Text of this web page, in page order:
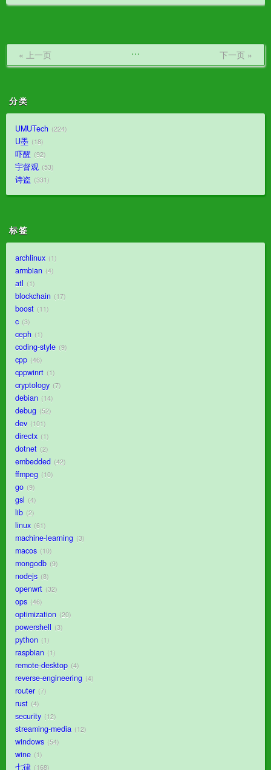
« 上一页 … 下一页 »
分类
UMUTech 224
U墨 18
吓醒 92
宇督观 53
诗盗 331
标签
archlinux 1
armbian 4
atl 1
blockchain 17
boost 11
c 3
ceph 1
coding-style 9
cpp 46
cppwinrt 1
cryptology 7
debian 14
debug 52
dev 101
directx 1
dotnet 2
embedded 42
ffmpeg 10
go 9
gsl 4
lib 2
linux 61
machine-learning 3
macos 10
mongodb 9
nodejs 8
openwrt 32
ops 46
optimization 20
powershell 3
python 1
raspbian 1
remote-desktop 4
reverse-engineering 4
router 7
rust 4
security 12
streaming-media 12
windows 54
wine 1
七律 168